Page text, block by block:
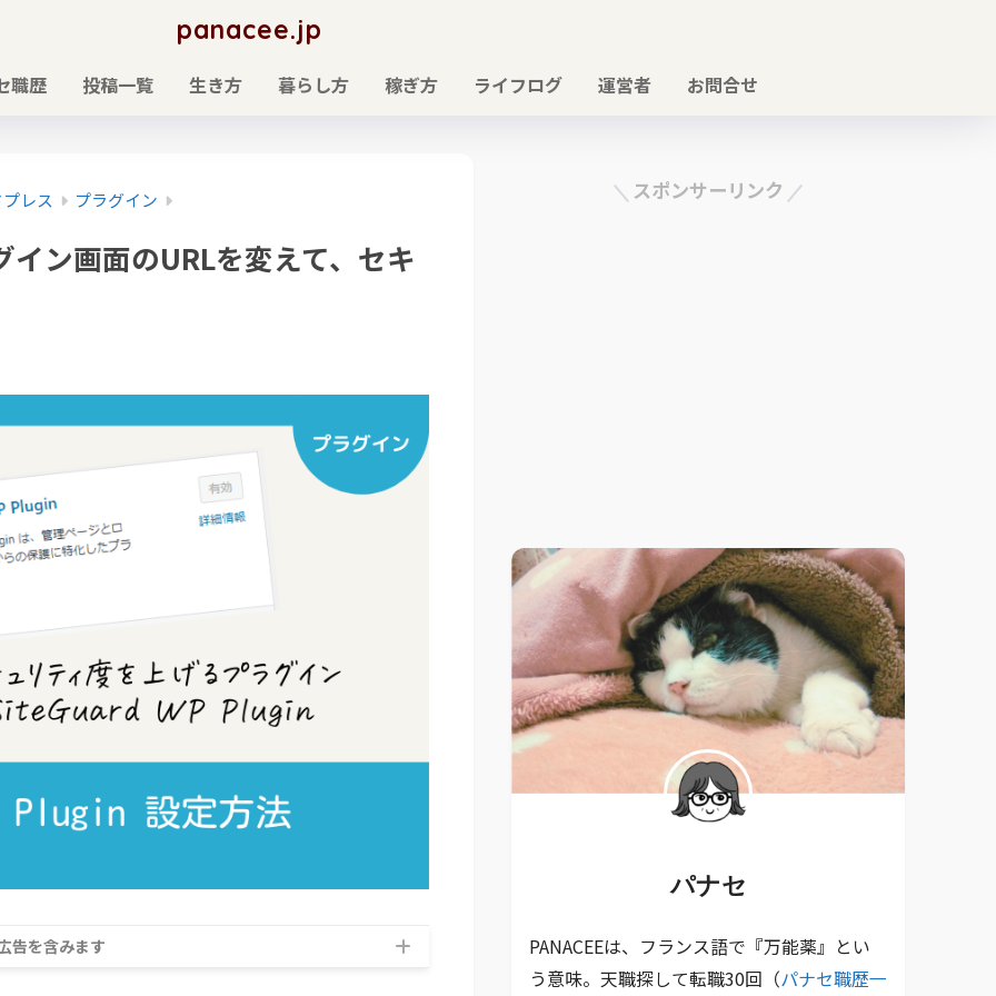
panacee.jp
職歴 投稿一覧 生き方 暮らし方 稼ぎ方 ライフログ 運営者 お問合せ
レス プラグイン
ン画面のURLを変えて、セキ
告を含みます
スポンサーリンク
パナセ
PANACEEは、フランス語で『万能薬』とい
う意味。天職探して転職30回（パナセ職歴一